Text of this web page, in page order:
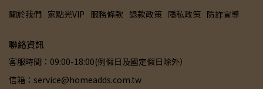
關於我們 家點光VIP 服務條款 退款政策 隱私政策 防詐宣導
聯絡資訊
客服時間：09:00-18:00(例假日及國定假日除外）
信箱：service@homeadds.com.tw